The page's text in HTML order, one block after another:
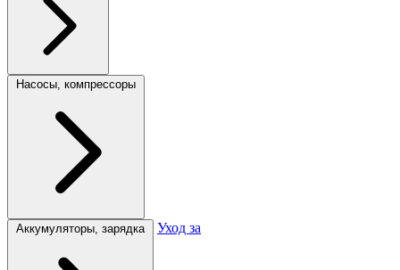
Насосы, компрессоры
Аккумуляторы, зарядка Уход за